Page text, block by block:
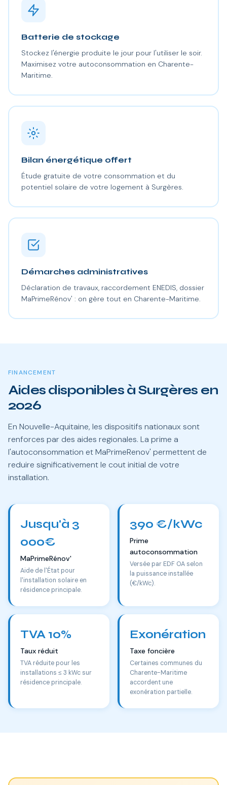
Batterie de stockage
Stockez l'énergie produite le jour pour l'utiliser le soir.
Maximisez votre autoconsommation en Charente-
Maritime.
Bilan énergétique offert
Étude gratuite de votre consommation et du
potentiel solaire de votre logement à Surgères.
Démarches administratives
Déclaration de travaux, raccordement ENEDIS, dossier
MaPrimeRénov' : on gère tout en Charente-Maritime.
FINANCEMENT
Aides disponibles à Surgères en
2026
En Nouvelle-Aquitaine, les dispositifs nationaux sont
renforces par des aides regionales. La prime a
l'autoconsommation et MaPrimeRenov' permettent de
reduire significativement le cout initial de votre
installation.
Jusqu'à 3
000€
MaPrimeRénov'
Aide de l'État pour
l'installation solaire en
résidence principale.
390 €/kWc
Prime
autoconsommation
Versée par EDF OA selon
la puissance installée
(€/kWc).
TVA 10%
Taux réduit
TVA réduite pour les
installations ≤ 3 kWc sur
résidence principale.
Exonération
Taxe foncière
Certaines communes du
Charente-Maritime
accordent une
exonération partielle.